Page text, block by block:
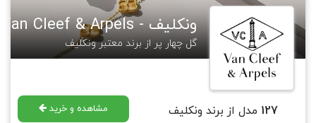
ونکلیف - Van Cleef & Arpels
گل چهار پر از برند معتبر ونکلیف
127 مدل از برند ونکلیف مشاهده و خرید